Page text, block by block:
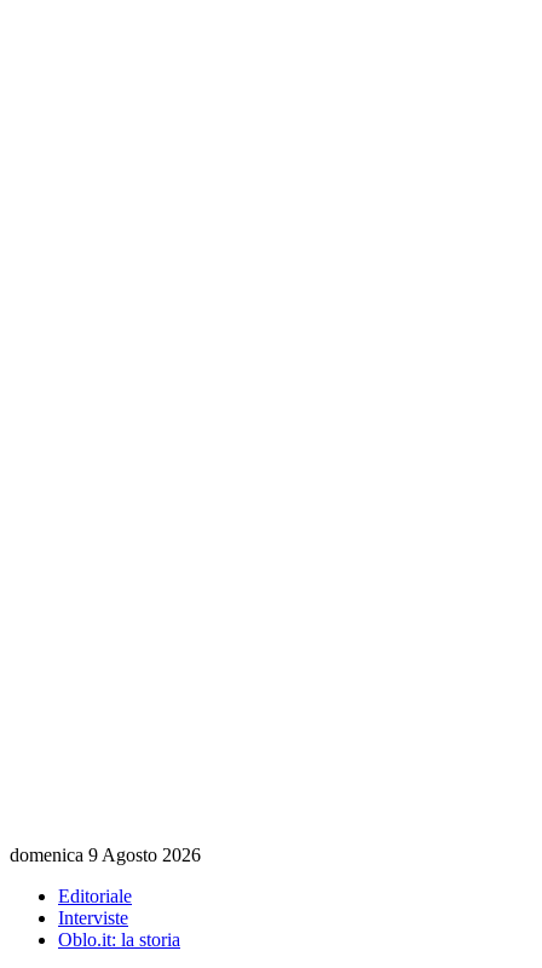
domenica 9 Agosto 2026
Editoriale
Interviste
Oblo.it: la storia